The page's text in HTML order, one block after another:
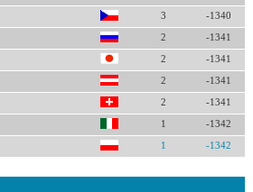
3 -1340
2 -1341
2 -1341
2 -1341
2 -1341
1 -1342
1 -1342